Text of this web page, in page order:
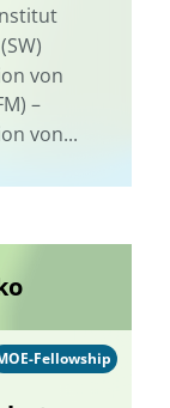

von
–
von...
Fellowship